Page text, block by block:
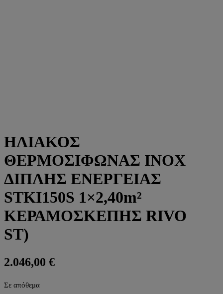
ΗΛΙΑΚΟΣ
ΘΕΡΜΟΣΙΦΩΝΑΣ INOX
ΔΙΠΛΗΣ ΕΝΕΡΓΕΙΑΣ
STKI150S 1×2,40m²
ΚΕΡΑΜΟΣΚΕΠΗΣ RIVO
ST)
2.046,00 €
Σε απόθεμα